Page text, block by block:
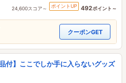
24,600スコア～ ポイントUP 492ポイント～
クーポンGET
付】ここでしか手に入らないグッズ